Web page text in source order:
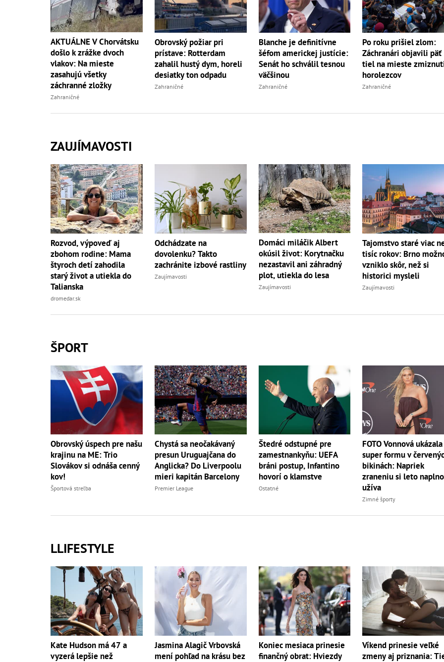
AKTUÁLNE V Chorvátsku
došlo k zrážke dvoch
vlakov: Na mieste
zasahujú všetky
záchranné zložky
Zahraničné
Obrovský požiar pri
prístave: Rotterdam
zahalil hustý dym, horeli
desiatky ton odpadu
Zahraničné
Blanche je definitívne
šéfom americkej justície:
Senát ho schválil tesnou
väčšinou
Zahraničné
Po roku prišiel zlom:
Záchranári objavili päť
tiel na mieste
horolezcov
Zahraničné
ZAUJÍMAVOSTI
Rozvod, výpoveď aj
zbohom rodine: Mama
štyroch detí zahodila
starý život a utiekla do
Talianska
dromedar.sk
Odchádzate na
dovolenku? Takto
zachránite izbové rastliny
Zaujímavosti
Domáci miláčik Albert
okúsil život: Korytnačku
nezastavil ani záhradný
plot, utiekla do lesa
Zaujímavosti
Tajomstvo staré viac
tisíc rokov: Brno
vzniklo skôr, než si
historici mysleli
Zaujímavosti
ŠPORT
Obrovský úspech pre našu
krajinu na ME: Trio
Slovákov si odnáša cenný
kov!
Športová streľba
Chystá sa neočakávaný
presun Uruguajčana do
Anglicka? Do Liverpoolu
mieri kapitán Barcelony
Premier League
Štedré odstupné pre
zamestnankyňu: UEFA
bráni postup, Infantino
hovorí o klamstve
Ostatné
FOTO Vonnová ukázala
super formu v
bikinách: Napriek
zraneniu si leto naplno
užíva
Zimné športy
LLIFESTYLE
Kate Hudson má 47 a
vyzerá lepšie než
Jasmina Alagič Vrbovská
mení pohľad na krásu bez
Koniec mesiaca prinesie
finančný obrat: Hviezdy
Víkend prinesie veľké
zmeny aj priznania: